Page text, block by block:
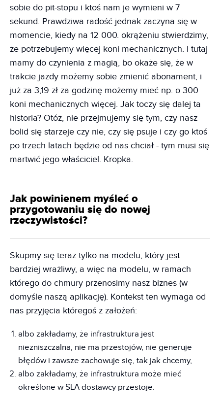
sobie do pit-stopu i ktoś nam je wymieni w 7
sekund. Prawdziwa radość jednak zaczyna się w
momencie, kiedy na 12 000. okrążeniu stwierdzimy,
że potrzebujemy więcej koni mechanicznych. I tutaj
mamy do czynienia z magią, bo okaże się, że w
trakcie jazdy możemy sobie zmienić abonament, i
już za 3,19 zł za godzinę możemy mieć np. o 300
koni mechanicznych więcej. Jak toczy się dalej ta
historia? Otóż, nie przejmujemy się tym, czy nasz
bolid się starzeje czy nie, czy się psuje i czy go ktoś
po trzech latach będzie od nas chciał - tym musi się
martwić jego właściciel. Kropka.
Jak powinienem myśleć o
przygotowaniu się do nowej
rzeczywistości?
Skupmy się teraz tylko na modelu, który jest
bardziej wrażliwy, a więc na modelu, w ramach
którego do chmury przenosimy nasz biznes (w
domyśle naszą aplikację). Kontekst ten wymaga od
nas przyjęcia któregoś z założeń:
albo zakładamy, że infrastruktura jest
niezniszczalna, nie ma przestojów, nie generuje
błędów i zawsze zachowuje się, tak jak chcemy,
albo zakładamy, że infrastruktura może mieć
określone w SLA dostawcy przestoje.